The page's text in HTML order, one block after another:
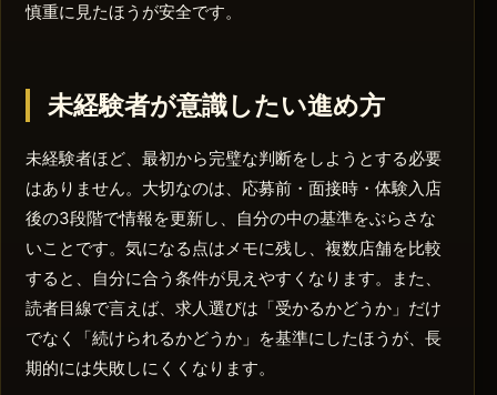
慎重に見たほうが安全です。
未経験者が意識したい進め方
未経験者ほど、最初から完璧な判断をしようとする必要
はありません。大切なのは、応募前・面接時・体験入店
後の3段階で情報を更新し、自分の中の基準をぶらさな
いことです。気になる点はメモに残し、複数店舗を比較
すると、自分に合う条件が見えやすくなります。また、
読者目線で言えば、求人選びは「受かるかどうか」だけ
でなく「続けられるかどうか」を基準にしたほうが、長
期的には失敗しにくくなります。